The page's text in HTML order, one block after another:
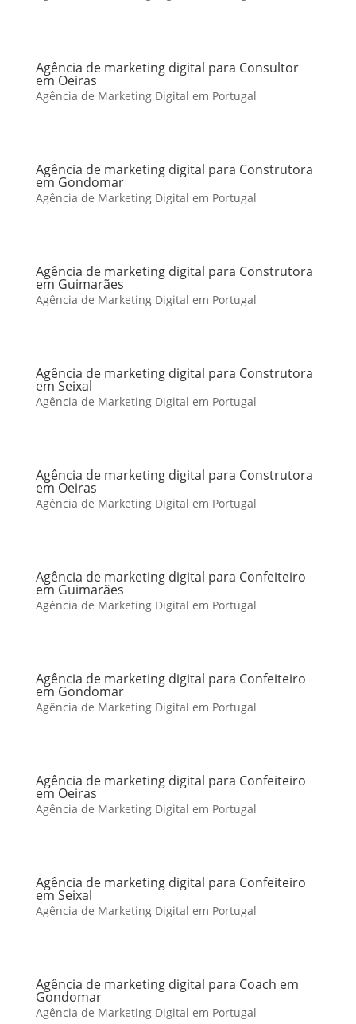
Agência de marketing digital para Consultor
em Oeiras
Agência de Marketing Digital em Portugal
Agência de marketing digital para Construtora
em Gondomar
Agência de Marketing Digital em Portugal
Agência de marketing digital para Construtora
em Guimarães
Agência de Marketing Digital em Portugal
Agência de marketing digital para Construtora
em Seixal
Agência de Marketing Digital em Portugal
Agência de marketing digital para Construtora
em Oeiras
Agência de Marketing Digital em Portugal
Agência de marketing digital para Confeiteiro
em Guimarães
Agência de Marketing Digital em Portugal
Agência de marketing digital para Confeiteiro
em Gondomar
Agência de Marketing Digital em Portugal
Agência de marketing digital para Confeiteiro
em Oeiras
Agência de Marketing Digital em Portugal
Agência de marketing digital para Confeiteiro
em Seixal
Agência de Marketing Digital em Portugal
Agência de marketing digital para Coach em
Gondomar
Agência de Marketing Digital em Portugal